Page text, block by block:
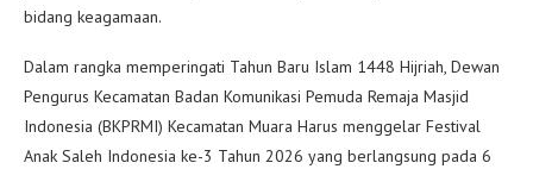
bidang keagamaan.
Dalam rangka memperingati Tahun Baru Islam 1448 Hijriah, Dewan
Pengurus Kecamatan Badan Komunikasi Pemuda Remaja Masjid
Indonesia (BKPRMI) Kecamatan Muara Harus menggelar Festival
Anak Saleh Indonesia ke-3 Tahun 2026 yang berlangsung pada 6